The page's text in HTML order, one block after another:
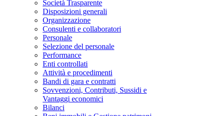
Società Trasparente
Disposizioni generali
Organizzazione
Consulenti e collaboratori
Personale
Selezione del personale
Performance
Enti controllati
Attività e procedimenti
Bandi di gara e contratti
Sovvenzioni, Contributi, Sussidi e
Vantaggi economici
Bilanci